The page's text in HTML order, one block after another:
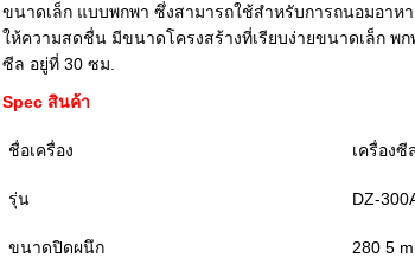
ขนาดเล็ก แบบพกพา ซึ่งสามารถใช้สำหรับการถนอมอาห
ให้ความสดชื่น มีขนาดโครงสร้างที่เรียบง่ายขนาดเล็ก พ
ซีล อยู่ที่ 30 ซม.
Spec สินค้า
ชื่อเครื่อง เครื่อง
รุ่น DZ-
ขนาดปิดผนึก 280 5